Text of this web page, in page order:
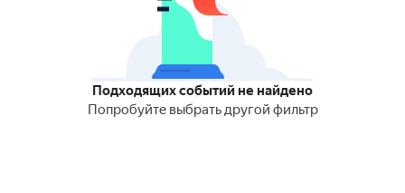
Подходящих событий не найдено
Попробуйте выбрать другой фильтр